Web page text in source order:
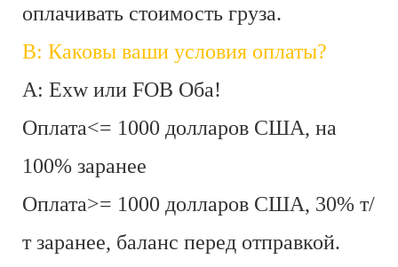
оплачивать стоимость груза.
В: Каковы ваши условия оплаты?
A: Exw или FOB Оба!
Оплата<= 1000 долларов США, на
100% заранее
Оплата>= 1000 долларов США, 30% т/
т заранее, баланс перед отправкой.